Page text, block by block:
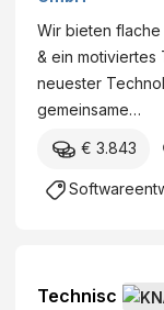
Wir bieten
& ein motiviertes
neuester
gemeinsame…
€ 3.843
Technisc